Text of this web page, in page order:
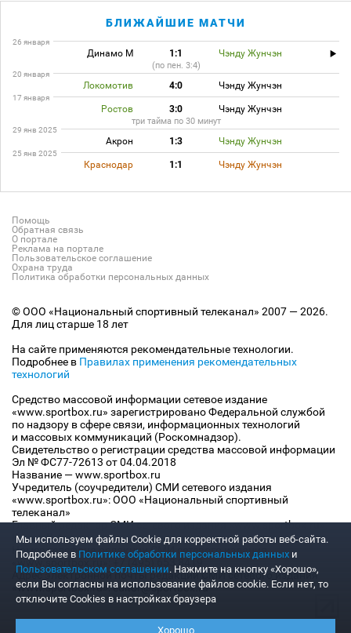
БЛИЖАЙШИЕ МАТЧИ
26 января
Динамо М 1:1 Чэнду Жунчэн
(по пен. 3:4)
20 января
Локомотив 4:0 Чэнду Жунчэн
17 января
Ростов 3:0 Чэнду Жунчэн
три тайма по 30 минут
29 янв 2025
Акрон 1:3 Чэнду Жунчэн
25 янв 2025
Краснодар 1:1 Чэнду Жунчэн
Помощь
Обратная связь
О портале
Реклама на портале
Пользовательское соглашение
Охрана труда
Политика обработки персональных данных
© ООО «Национальный спортивный телеканал» 2007 — 2026.
Для лиц старше 18 лет
На сайте применяются рекомендательные технологии.
Подробнее в Правилах применения рекомендательных
технологий
Средство массовой информации сетевое издание
«www.sportbox.ru» зарегистрировано Федеральной службой
по надзору в сфере связи, информационных технологий
и массовых коммуникаций (Роскомнадзор).
Свидетельство о регистрации средства массовой информации
Эл № ФС77-72613 от 04.04.2018
Название — www.sportbox.ru
Учредитель (соучредители) СМИ сетевого издания
«www.sportbox.ru»: ООО «Национальный спортивный
телеканал»
Главный редактор СМИ сетевого издания «www.sportbox.ru»:
Конов В.А.
Номер телефона редакции СМИ сетевого издания
«www.sportbox.ru»: +7 (495) 653 8419
Адрес электронной почты редакции СМИ сетевого издания
«www.sportbox.ru»: editor@sportbox.ru
Мы используем файлы Сookie для корректной работы веб-сайта.
Подробнее в Политике обработки персональных данных и
Пользовательском соглашении. Нажмите на кнопку «Хорошо»,
если Вы согласны на использование файлов cookie. Если нет, то
отключите Cookies в настройках браузера
Хорошо